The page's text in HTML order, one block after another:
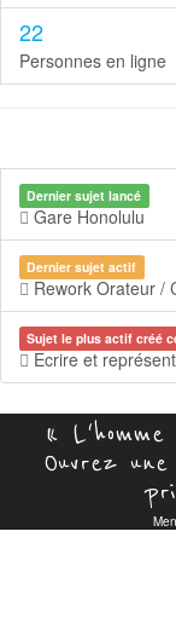
22
Personnes en ligne
Dernier sujet lancé
Gare Honolulu
Dernier sujet actif
Rework Orateur /
Sujet le plus actif créé
Ecrire et
«
Ouvrez